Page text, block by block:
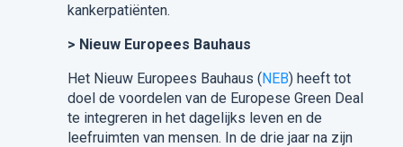
kankerpatiënten.
> Nieuw Europees Bauhaus
Het Nieuw Europees Bauhaus (NEB) heeft tot
doel de voordelen van de Europese Green Deal
te integreren in het dagelijks leven en de
leefruimten van mensen. In de drie jaar na zijn